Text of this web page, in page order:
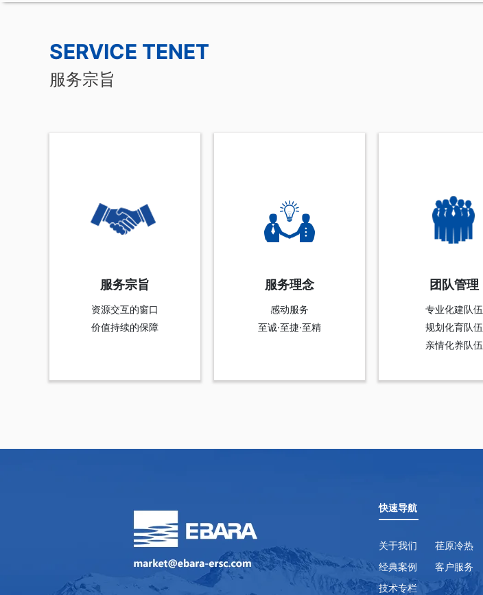
SERVICE TENET
服务宗旨
服务宗旨
资源交互的窗口
价值持续的保障
服务理念
感动服务
至诚·至捷·至精
团队管理
专业化建队伍
规划化育队伍
亲情化养队伍
快速导航
关于我们 荏原冷热
经典案例
客户服务
技术专栏